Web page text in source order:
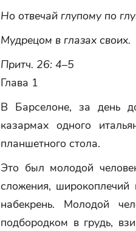
Но отвечай глупому по
Мудрецом в глазах своих.
Притч. 26: 4–5
Глава 1
В Барселоне, за день
казармах одного
планшетного стола.
Это был молодой
сложения,
набекрень. Молодой
подбородком в грудь,